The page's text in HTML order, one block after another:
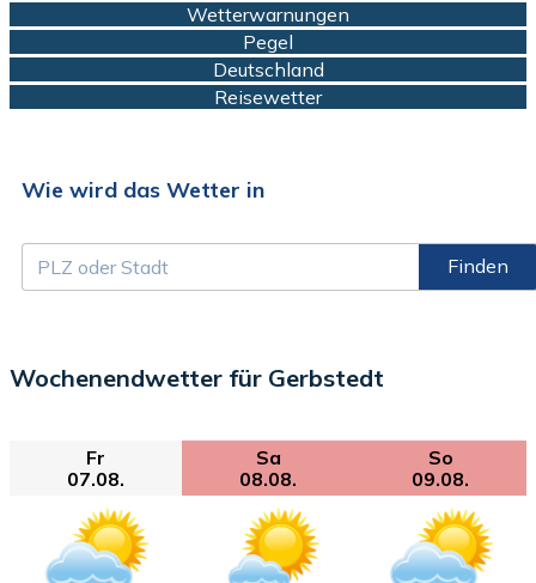
Wetterwarnungen
Pegel
Deutschland
Reisewetter
Wie wird das Wetter in
Finden
Wochenendwetter für Gerbstedt
Fr
07.08.
Sa
08.08.
So
09.08.